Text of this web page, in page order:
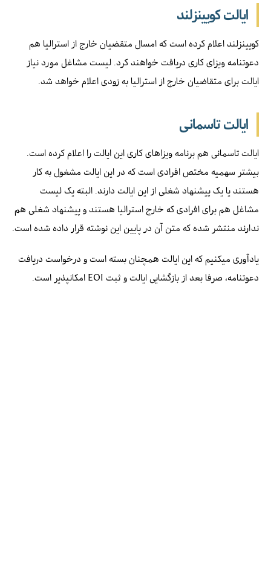
ایالت کویینزلند
کویینزلند اعلام کرده است که امسال متقضیان خارج از استرالیا هم
دعوتنامه ویزای کاری دریافت خواهند کرد. لیست مشاغل مورد نیاز
ایالت برای متقاضیان خارج از استرالیا به زودی اعلام خواهد شد.
ایالت تاسمانی
ایالت تاسمانی هم برنامه ویزاهای کاری این ایالت را اعلام کرده است.
بیشتر سهمیه مختص افرادی است که در این ایالت مشغول به کار
هستند یا یک پیشنهاد شغلی از این ایالت دارند. البته یک لیست
مشاغل هم برای افرادی که خارج استرالیا هستند و پیشنهاد شغلی هم
ندارند منتشر شده که متن آن در پایین این نوشته قرار داده شده است.
یادآوری میکنیم که این ایالت همچنان بسته است و درخواست دریافت
دعوتنامه، صرفا بعد از بازگشایی ایالت و ثبت EOI امکانپذیر است.